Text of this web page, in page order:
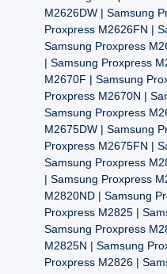
M2626DW | Samsung
Proxpress M2626FN |
Samsung Proxpress
| Samsung Proxpress
M2670F | Samsung
Proxpress M2670N |
Samsung Proxpress
M2675DW | Samsung
Proxpress M2675FN |
Samsung Proxpress
| Samsung Proxpress
M2820ND | Samsung
Proxpress M2825 |
Samsung Proxpress
M2825N | Samsung
Proxpress M2826 |